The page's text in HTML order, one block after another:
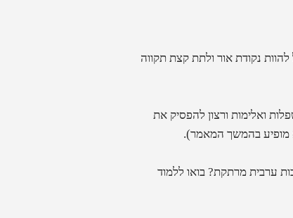
נקודת אור ולתת קצת תקווה
גם השפלות ואלימות ורצון להפסיק את
מופיע בהמשך המאמר).
ערבית מרתקת? בואו ללמוד